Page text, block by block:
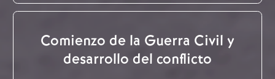
Comienzo de la Guerra Civil y
desarrollo del conflicto